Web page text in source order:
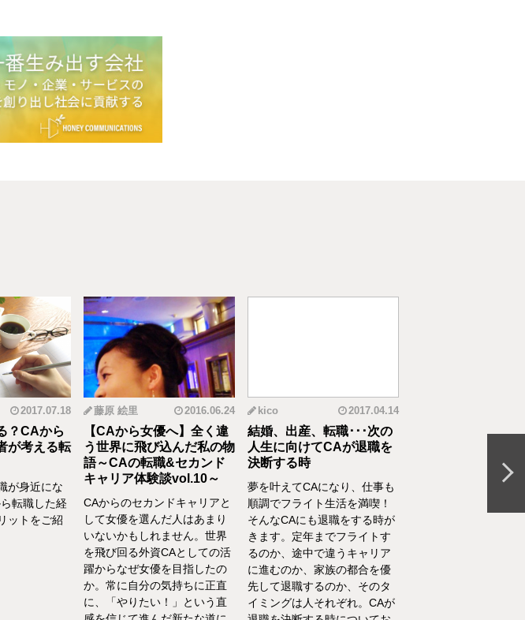
2017.07.18
？CAから
が考える転
が身近にな
転職した経
ットをご紹
藤原 絵里 2016.06.24
【CAから女優へ】全く違
う世界に飛び込んだ私の物
語～CAの転職&セカンド
キャリア体験談vol.10～
CAからのセカンドキャリアと
して女優を選んだ人はあまり
いないかもしれません。世界
を飛び回る外資CAとしての活
躍からなぜ女優を目指したの
か。常に自分の気持ちに正直
に、「やりたい！」という直
kico 2017.04.14
結婚、出産、転職･･･次の
人生に向けてCAが退職を
決断する時
夢を叶えてCAになり、仕事も
順調でフライト生活を満喫！
そんなCAにも退職をする時が
きます。定年までフライトす
るのか、途中で違うキャリア
に進むのか、家族の都合を優
先して退職するのか、そのタ
イミングは人それぞれ。CAが
元CAの育児論！離
間を持ちたいをCA